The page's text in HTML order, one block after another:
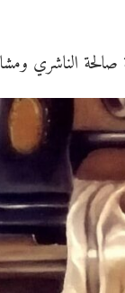
صالحة الناشري